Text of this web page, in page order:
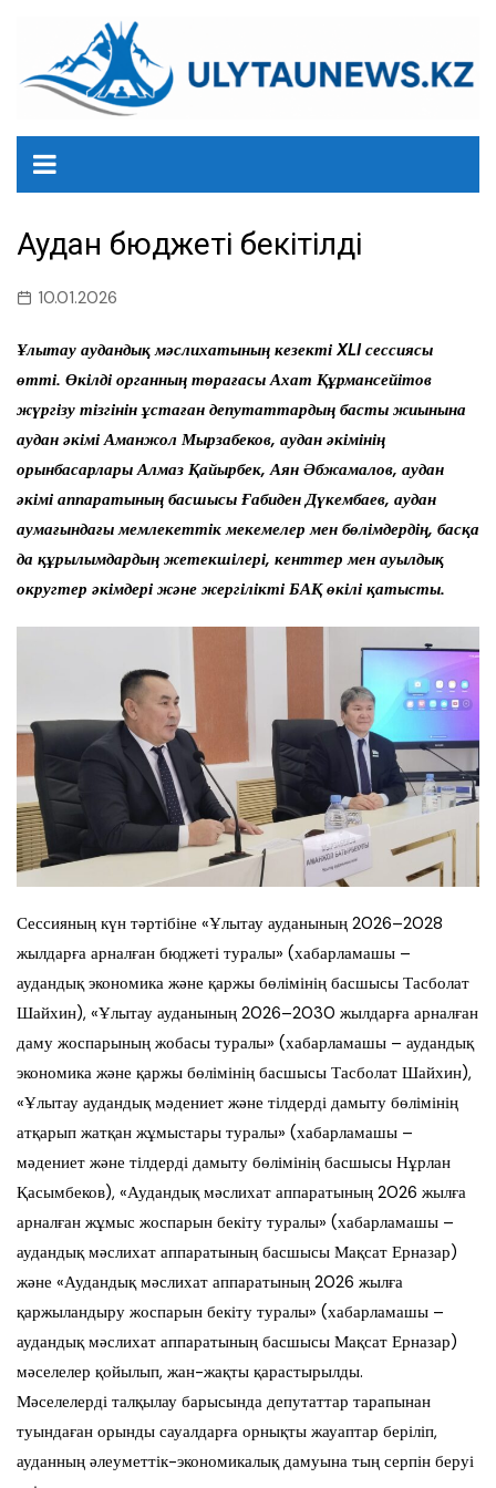
содержанию
Аудан бюджеті бекітілді
10.01.2026
Ұлытау аудандық мәслихатының кезекті XLI сессиясы
өтті. Өкілді органның төрағасы Ахат Құрмансейітов
жүргізу тізгінін ұстаған депутаттардың басты жиынына
аудан әкімі Аманжол Мырзабеков, аудан әкімінің
орынбасарлары Алмаз Қайырбек, Аян Әбжамалов, аудан
әкімі аппаратының басшысы Ғабиден Дүкембаев, аудан
аумағындағы мемлекеттік мекемелер мен бөлімдердің, басқа
да құрылымдардың жетекшілері, кенттер мен ауылдық
округтер әкімдері және жергілікті БАҚ өкілі қатысты.
Сессияның күн тәртібіне «Ұлытау ауданының 2026–2028
жылдарға арналған бюджеті туралы» (хабарламашы –
аудандық экономика және қаржы бөлімінің басшысы Тасболат
Шайхин), «Ұлытау ауданының 2026–2030 жылдарға арналған
даму жоспарының жобасы туралы» (хабарламашы – аудандық
экономика және қаржы бөлімінің басшысы Тасболат Шайхин),
«Ұлытау аудандық мәдениет және тілдерді дамыту бөлімінің
атқарып жатқан жұмыстары туралы» (хабарламашы –
мәдениет және тілдерді дамыту бөлімінің басшысы Нұрлан
Қасымбеков), «Аудандық мәслихат аппаратының 2026 жылға
арналған жұмыс жоспарын бекіту туралы» (хабарламашы –
аудандық мәслихат аппаратының басшысы Мақсат Ерназар)
және «Аудандық мәслихат аппаратының 2026 жылға
қаржыландыру жоспарын бекіту туралы» (хабарламашы –
аудандық мәслихат аппаратының басшысы Мақсат Ерназар)
мәселелер қойылып, жан-жақты қарастырылды.
Мәселелерді талқылау барысында депутаттар тарапынан
туындаған орынды сауалдарға орнықты жауаптар беріліп,
ауданның әлеуметтік-экономикалық дамуына тың серпін беруі